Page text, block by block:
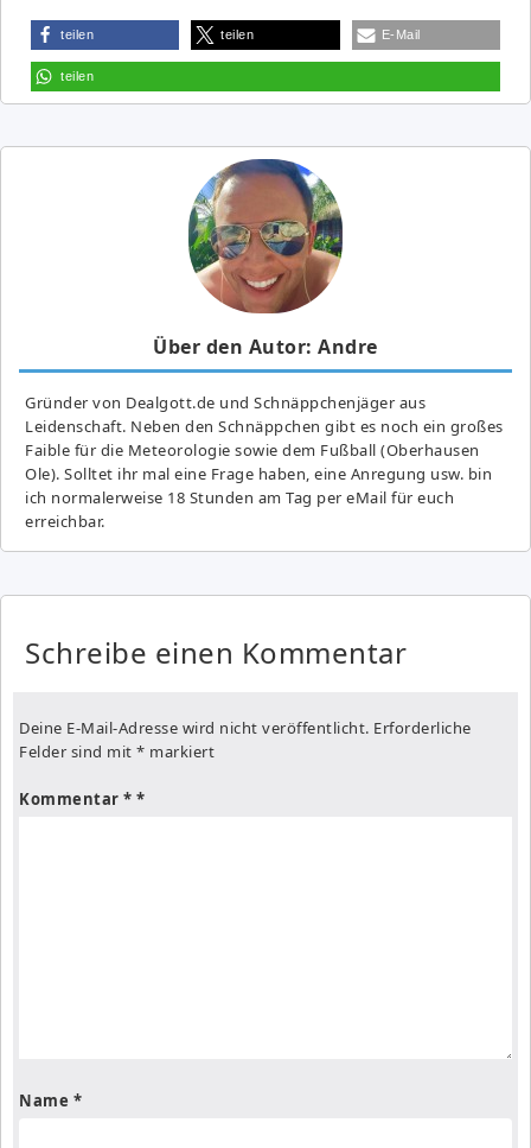
teilen teilen E-Mail
teilen
Über den Autor: Andre
Gründer von Dealgott.de und Schnäppchenjäger aus
Leidenschaft. Neben den Schnäppchen gibt es noch ein großes
Fai­ble für die Meteorologie sowie dem Fußball (Oberhausen
Ole). Solltet ihr mal eine Frage haben, eine Anregung usw. bin
ich normalerweise 18 Stunden am Tag per eMail für euch
erreichbar.
Schreibe einen Kommentar
Deine E-Mail-Adresse wird nicht veröffentlicht. Erforderliche
Felder sind mit * markiert
Kommentar *
Name *